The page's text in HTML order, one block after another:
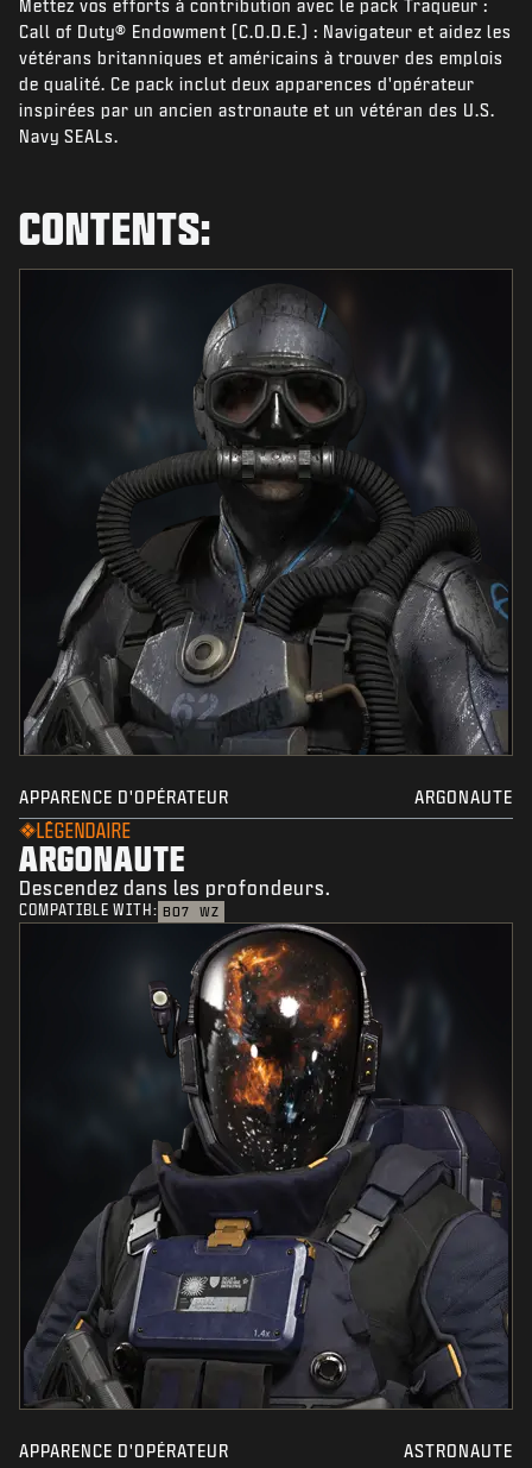
NIEUWS
STORE
ESPORTS
SUPPORT
Mettez vos efforts à contribution avec le pack Traqueur :
Call of Duty® Endowment (C.O.D.E.) : Navigateur et aidez les
vétérans britanniques et américains à trouver des emplois
de qualité. Ce pack inclut deux apparences d'opérateur
inspirées par un ancien astronaute et un vétéran des U.S.
Navy SEALs.
CONTENTS:
APPARENCE D'OPÉRATEUR ARGONAUTE
LÉGENDAIRE
ARGONAUTE
Descendez dans les profondeurs.
COMPATIBLE WITH: BO7 WZ
APPARENCE D'OPÉRATEUR ASTRONAUTE